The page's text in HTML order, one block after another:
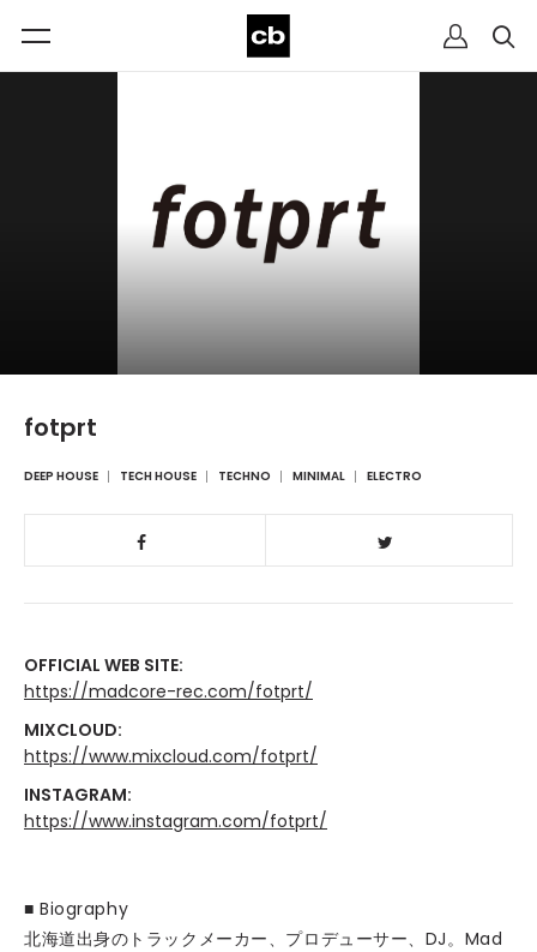
fotprt
DEEP HOUSE TECH HOUSE TECHNO MINIMAL ELECTRO
OFFICIAL WEB SITE:
https://madcore-rec.com/fotprt/
MIXCLOUD:
https://www.mixcloud.com/fotprt/
INSTAGRAM:
https://www.instagram.com/fotprt/
■ Biography
北海道出身のトラックメーカー、プロデューサー、DJ。Mad